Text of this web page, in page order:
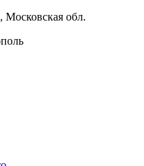
обл.